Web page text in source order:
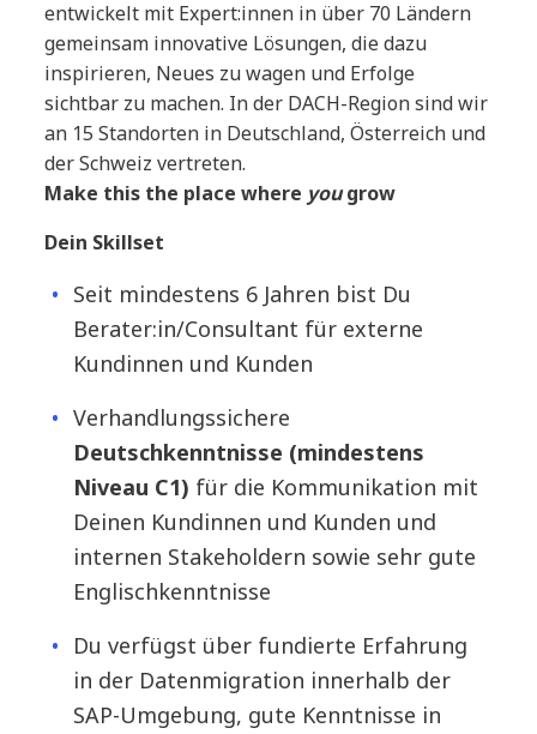
entwickelt mit Expert:innen in über 70 Ländern
gemeinsam innovative Lösungen, die dazu
inspirieren, Neues zu wagen und Erfolge
sichtbar zu machen. In der DACH-Region sind wir
an 15 Standorten in Deutschland, Österreich und
der Schweiz vertreten.
Make this the place where yougrow
Dein Skillset
Seit mindestens 6 Jahren bist Du
Berater:in/Consultant für externe
Kundinnen und Kunden
Verhandlungssichere
Deutschkenntnisse (mindestens
Niveau C1) für die Kommunikation mit
Deinen Kundinnen und Kunden und
internen Stakeholdern sowie sehr gute
Englischkenntnisse
Du verfügst über fundierte Erfahrung
in der Datenmigration innerhalb der
SAP-Umgebung, gute Kenntnisse in